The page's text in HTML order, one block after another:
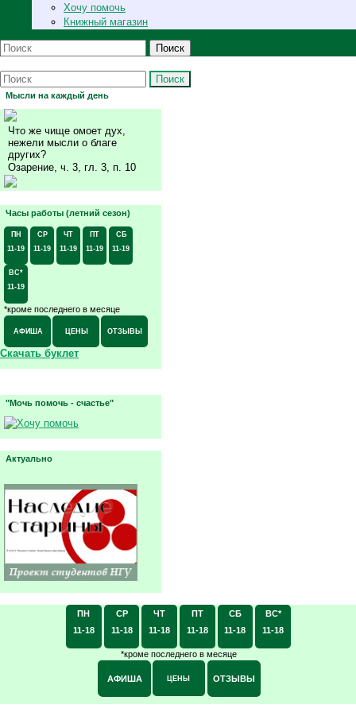
Хочу помочь
Книжный магазин
Поиск
Поиск
Мысли на каждый день
Что же чище омоет дух,
нежели мысли о благе
других?
Озарение, ч. 3, гл. 3, п. 10
Часы работы (летний сезон)
ПН
11-19
СР
11-19
ЧТ
11-19
ПТ
11-19
СБ
11-19
ВС*
11-19
*кроме последнего в месяце
АФИША ЦЕНЫ ОТЗЫВЫ
Скачать буклет
"Мочь помочь - счастье"
Актуально
ПН
11-18
СР
11-18
ЧТ
11-18
ПТ
11-18
СБ
11-18
ВС*
11-18
*кроме последнего в месяце
АФИША ЦЕНЫ ОТЗЫВЫ